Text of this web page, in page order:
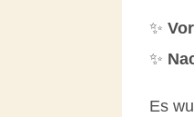
✨
✨
Es